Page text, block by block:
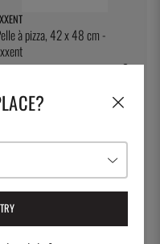
à pizza, 42 x 48 cm -